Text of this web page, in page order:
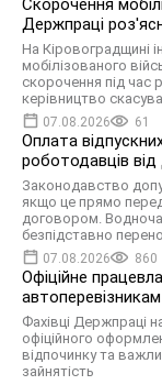
Скорочення
Держпраці
На Кіровоградщині
мобілізованого
скорочення під час
керівництво
07.08.2026 61
Оплата
роботодавців
Законодавство
якщо це прямо
договором.
безпідставно
07.08.2026 860
Офіційне
Фахівці Держпраці
офіційного
відпочинку та
зайнятість